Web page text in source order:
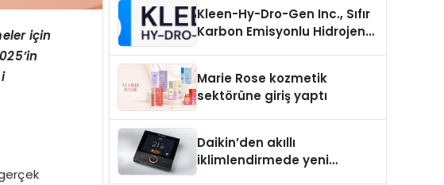
için
Kleen-Hy-Dro-Gen Inc., Sıfır
Karbon Emisyonlu Hidrojen
Aldı
Marie Rose kozmetik
sektörüne giriş yaptı
Daikin’den akıllı
iklimlendirmede yeni